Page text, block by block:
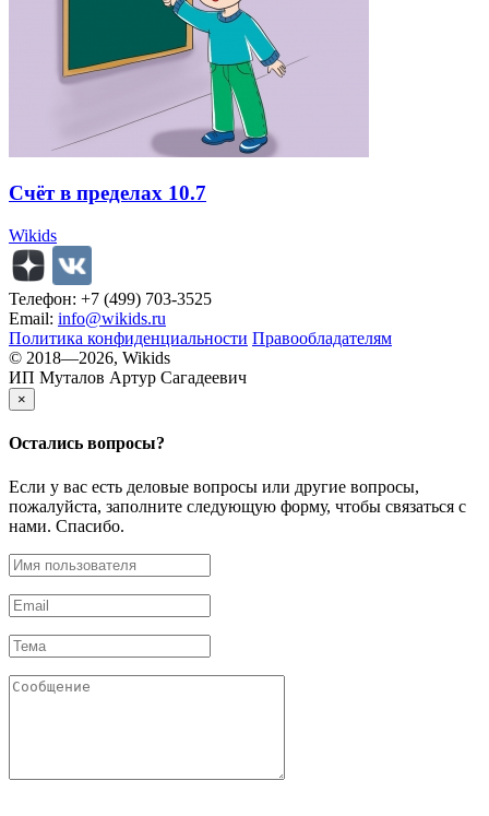
Счёт в пределах 10.7
Wikids
Телефон: +7 (499) 703-3525
Email: info@wikids.ru
Политика конфиденциальности Правообладателям
© 2018—2026, Wikids
ИП Муталов Артур Сагадеевич
×
Остались вопросы?
Если у вас есть деловые вопросы или другие вопросы,
пожалуйста, заполните следующую форму, чтобы связаться с
нами. Спасибо.